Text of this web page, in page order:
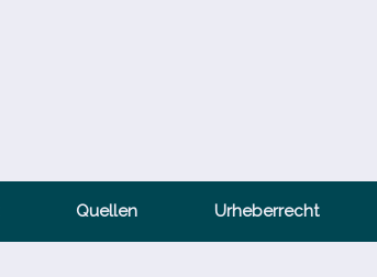
Quellen Urheberrecht